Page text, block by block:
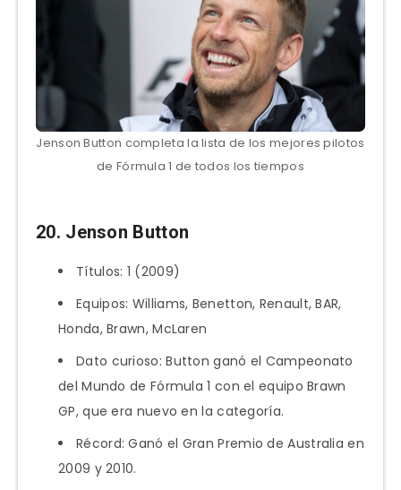
Jenson Button completa la lista de los mejores pilotos
de Fórmula 1 de todos los tiempos
20. Jenson Button
Títulos: 1 (2009)
Equipos: Williams, Benetton, Renault, BAR,
Honda, Brawn, McLaren
Dato curioso: Button ganó el Campeonato
del Mundo de Fórmula 1 con el equipo Brawn
GP, que era nuevo en la categoría.
Récord: Ganó el Gran Premio de Australia en
2009 y 2010.